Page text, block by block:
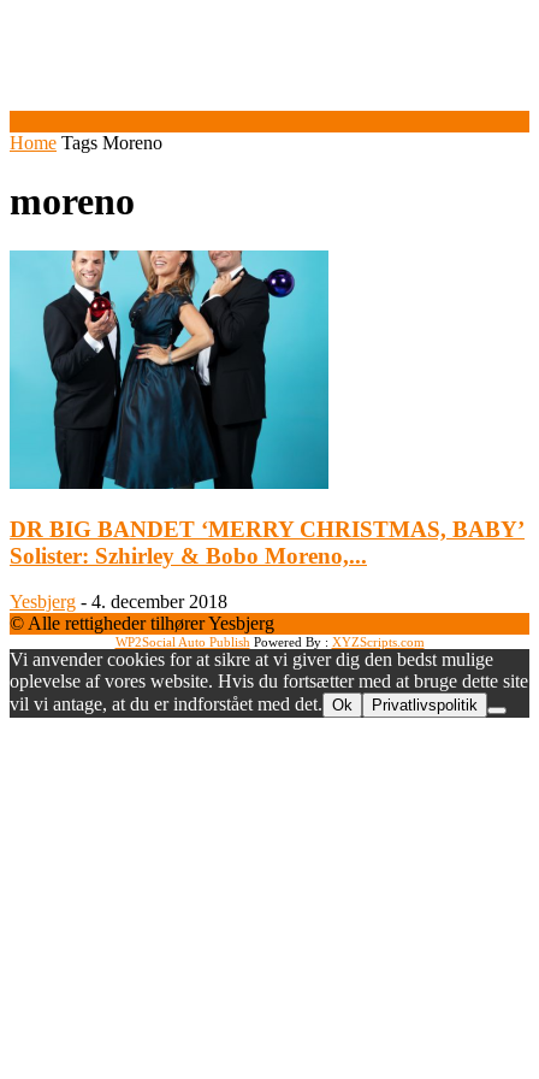
Home Tags Moreno
moreno
DR BIG BANDET ‘MERRY CHRISTMAS, BABY’
Solister: Szhirley & Bobo Moreno,...
Yesbjerg - 4. december 2018
© Alle rettigheder tilhører Yesbjerg
WP2Social Auto Publish Powered By : XYZScripts.com
Vi anvender cookies for at sikre at vi giver dig den bedst mulige
oplevelse af vores website. Hvis du fortsætter med at bruge dette site
vil vi antage, at du er indforstået med det. Ok Privatlivspolitik